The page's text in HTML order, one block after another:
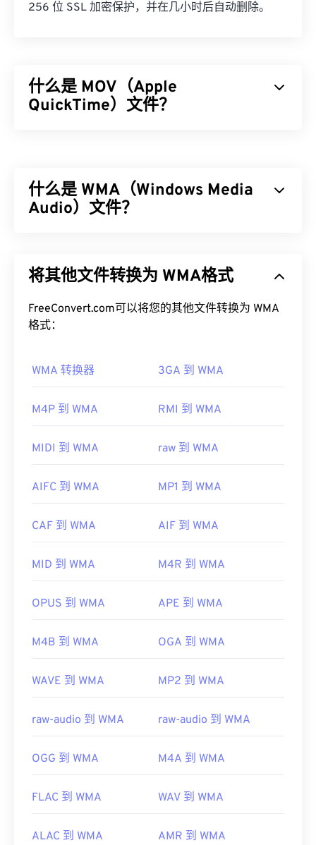
256 位 SSL 加密保护，并在几小时后自动删除。
什么是 MOV（Apple
QuickTime）文件？
将数据存储在电影“
原子”和“轨道”中，从而可以对文
件进行高度精准的编辑。
默认情况下，MOV 文件使用QuickTime打开。如果
MOV 文件的版本为 2.0 或更早版本，则可以使用
Windows Media Player打开，但较新版本的播放器无
法打开。如果无法使用 QuickTime 打开 MOV 文件，
请注意，另外两种文件类型也使用 MOV 扩展名。它
件类型互不相关，其中一种已过时，另一种与在线游
QuickTime 中打开。
首次发行：2001年
有用的链接：
https://developer.apple.com/library/archive/
什么是 WMA（Windows Media
Audio）文件？
编解码器，也是一种音频格式。自 1999 年诞生以
WMA Pro、WMA Lossless和WMA Voice。它是
Windows Media
如何打开 WMA 文件？
作为Windows Media 的核心组件，Windows Media
默认程序。然而，由于
文件相对普及，许多其
Media Console
，它有适用于 Apple iOS
本。
有用的链接：
https://docs.microsoft.com/en-
codecs
将其他文件转换为 WMA格式
FreeConvert.com可以将您的其他文件转换为 WMA
格式：
WMA 转换器 3GA 到 WMA
M4P 到 WMA RMI 到 WMA
MIDI 到 WMA raw 到 WMA
AIFC 到 WMA MP1 到 WMA
CAF 到 WMA AIF 到 WMA
MID 到 WMA M4R 到 WMA
OPUS 到 WMA APE 到 WMA
M4B 到 WMA OGA 到 WMA
WAVE 到 WMA MP2 到 WMA
raw-audio 到 WMA raw-audio 到 WMA
OGG 到 WMA M4A 到 WMA
FLAC 到 WMA WAV 到 WMA
ALAC 到 WMA AMR 到 WMA